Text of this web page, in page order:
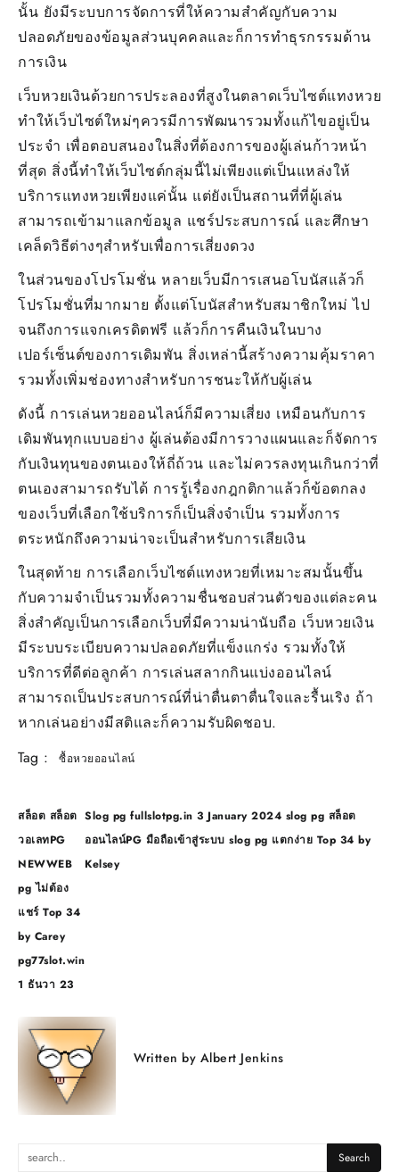
นั้น ยังมีระบบการจัดการที่ให้ความสำคัญกับความ
ปลอดภัยของข้อมูลส่วนบุคคลและก็การทำธุรกรรมด้าน
การเงิน
เว็บหวยเงินด้วยการประลองที่สูงในตลาดเว็บไซต์แทงหวย
ทำให้เว็บไซต์ใหม่ๆควรมีการพัฒนารวมทั้งแก้ไขอยู่เป็น
ประจำ เพื่อตอบสนองในสิ่งที่ต้องการของผู้เล่นก้าวหน้า
ที่สุด สิ่งนี้ทำให้เว็บไซต์กลุ่มนี้ไม่เพียงแต่เป็นแหล่งให้
บริการแทงหวยเพียงแค่นั้น แต่ยังเป็นสถานที่ที่ผู้เล่น
สามารถเข้ามาแลกข้อมูล แชร์ประสบการณ์ และศึกษา
เคล็ดวิธีต่างๆสำหรับเพื่อการเสี่ยงดวง
ในส่วนของโปรโมชั่น หลายเว็บมีการเสนอโบนัสแล้วก็
โปรโมชั่นที่มากมาย ตั้งแต่โบนัสสำหรับสมาชิกใหม่ ไป
จนถึงการแจกเครดิตฟรี แล้วก็การคืนเงินในบาง
เปอร์เซ็นต์ของการเดิมพัน สิ่งเหล่านี้สร้างความคุ้มราคา
รวมทั้งเพิ่มช่องทางสำหรับการชนะให้กับผู้เล่น
ดังนี้ การเล่นหวยออนไลน์ก็มีความเสี่ยง เหมือนกับการ
เดิมพันทุกแบบอย่าง ผู้เล่นต้องมีการวางแผนและก็จัดการ
กับเงินทุนของตนเองให้ถี่ถ้วน และไม่ควรลงทุนเกินกว่าที่
ตนเองสามารถรับได้ การรู้เรื่องกฎกติกาแล้วก็ข้อตกลง
ของเว็บที่เลือกใช้บริการก็เป็นสิ่งจำเป็น รวมทั้งการ
ตระหนักถึงความน่าจะเป็นสำหรับการเสียเงิน
ในสุดท้าย การเลือกเว็บไซต์แทงหวยที่เหมาะสมนั้นขึ้น
กับความจำเป็นรวมทั้งความชื่นชอบส่วนตัวของแต่ละคน
สิ่งสำคัญเป็นการเลือกเว็บที่มีความน่านับถือ เว็บหวยเงิน
มีระบบระเบียบความปลอดภัยที่แข็งแกร่ง รวมทั้งให้
บริการที่ดีต่อลูกค้า การเล่นสลากกินแบ่งออนไลน์
สามารถเป็นประสบการณ์ที่น่าตื่นตาตื่นใจและรื้นเริง ถ้า
หากเล่นอย่างมีสติและก็ความรับผิดชอบ.
Tag :
ซื้อหวยออนไลน์
แนะแนว
เรื่อง
สล็อต สล็อต
วอเลทPG
NEWWEB
pg ไม่ต้อง
แชร์ Top 34
by Carey
pg77slot.win
1 ธันวา 23
Slog pg fullslotpg.in 3 January 2024 slog pg สล็อต
ออนไลน์PG มือถือเข้าสู่ระบบ slog pg แตกง่าย Top 34 by
Kelsey
Written by Albert Jenkins